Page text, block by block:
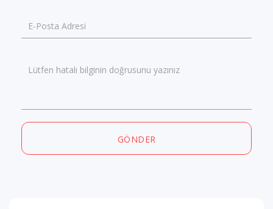
E-Posta Adresi
Lütfen hatalı bilginin doğrusunu yazınız
GÖNDER